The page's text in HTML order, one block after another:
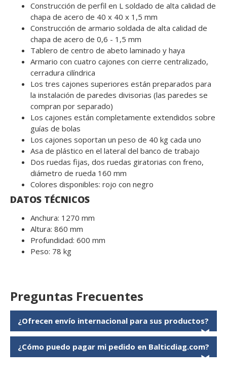
Construcción de perfil en L soldado de alta calidad de
chapa de acero de 40 x 40 x 1,5 mm
Construcción de armario soldada de alta calidad de
chapa de acero de 0,6 - 1,5 mm
Tablero de centro de abeto laminado y haya
Armario con cuatro cajones con cierre centralizado,
cerradura cilíndrica
Los tres cajones superiores están preparados para
la instalación de paredes divisorias (las paredes se
compran por separado)
Los cajones están completamente extendidos sobre
guías de bolas
Los cajones soportan un peso de 40 kg cada uno
Asa de plástico en el lateral del banco de trabajo
Dos ruedas fijas, dos ruedas giratorias con freno,
diámetro de rueda 160 mm
Colores disponibles: rojo con negro
DATOS TÉCNICOS
Anchura: 1270 mm
Altura: 860 mm
Profundidad: 600 mm
Peso: 78 kg
Preguntas Frecuentes
¿Ofrecen envío internacional para sus productos?
❯
¿Cómo puedo pagar mi pedido en Balticdiag.com?
❯